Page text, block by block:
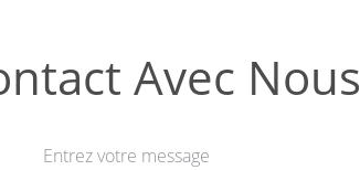
Avec Nous
Entrez votre message